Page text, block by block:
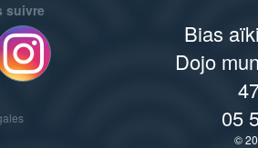
suivre
Bias
Dojo
05
©